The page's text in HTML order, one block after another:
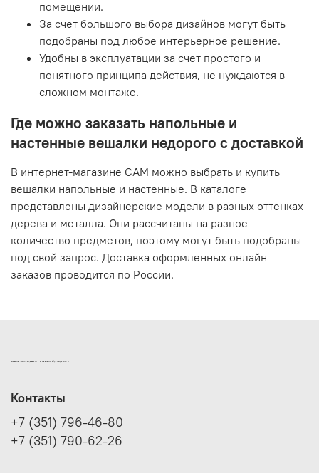
помещении.
За счет большого выбора дизайнов могут быть
подобраны под любое интерьерное решение.
Удобны в эксплуатации за счет простого и
понятного принципа действия, не нуждаются в
сложном монтаже.
Где можно заказать напольные и
настенные вешалки недорого с доставкой
В интернет-магазине САМ можно выбрать и купить
вешалки напольные и настенные. В каталоге
представлены дизайнерские модели в разных оттенках
дерева и металла. Они рассчитаны на разное
количество предметов, поэтому могут быть подобраны
под свой запрос. Доставка оформленных онлайн
заказов проводится по России.
Контакты
+7 (351) 796-46-80
+7 (351) 790-62-26